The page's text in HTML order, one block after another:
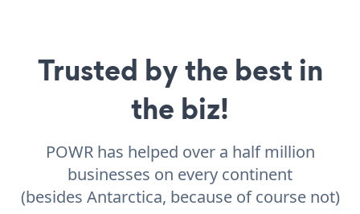
Trusted by the best in
the biz!
POWR has helped over a half million
businesses on every continent
(besides Antarctica, because of course not)